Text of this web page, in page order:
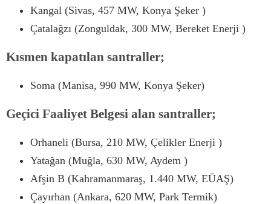
Kangal (Sivas, 457 MW, Konya Şeker )
Çatalağzı (Zonguldak, 300 MW, Bereket Enerji )
Kısmen kapatılan santraller;
Soma (Manisa, 990 MW, Konya Şeker)
Geçici Faaliyet Belgesi alan santraller;
Orhaneli (Bursa, 210 MW, Çelikler Enerji )
Yatağan (Muğla, 630 MW, Aydem )
Afşin B (Kahramanmaraş, 1.440 MW, EÜAŞ)
Çayırhan (Ankara, 620 MW, Park Termik)